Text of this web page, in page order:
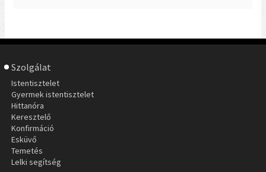
Szolgálat
Istentisztelet
Gyermek istentisztelet
Hittanóra
Keresztelő
Konfirmáció
Esküvő
Temetés
Lelki segítség